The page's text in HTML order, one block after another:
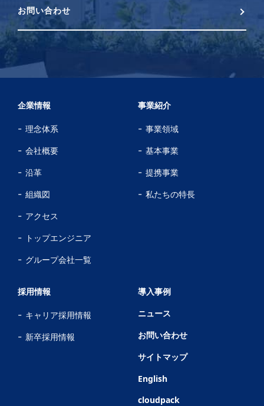
お問い合わせ
企業情報
理念体系
会社概要
沿革
組織図
アクセス
トップエンジニア
グループ会社一覧
事業紹介
事業領域
基本事業
提携事業
私たちの特長
採用情報
キャリア採用情報
新卒採用情報
導入事例
ニュース
お問い合わせ
サイトマップ
English
cloudpack